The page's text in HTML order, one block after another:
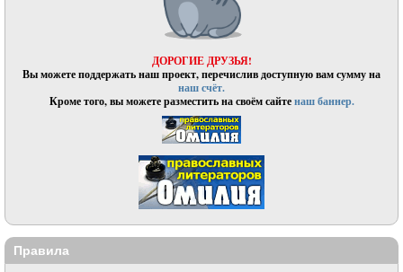
ДОРОГИЕ ДРУЗЬЯ!
Вы можете поддержать наш проект, перечислив доступную вам сумму на
наш счёт.
Кроме того, вы можете разместить на своём сайтенаш баннер.
Правила